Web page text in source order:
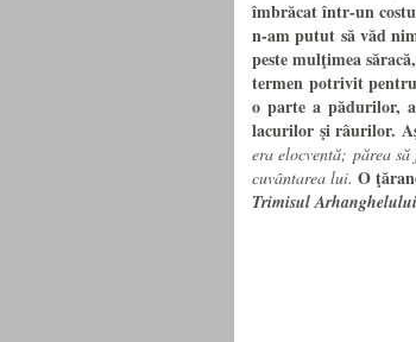
îmbrăcat într-un
n-am putut să văd
peste mulţimea
termen potrivit
o parte a pădurilor,
lacurilor şi râurilor.
era elocventă; părea
cuvântarea lui. O
Trimisul